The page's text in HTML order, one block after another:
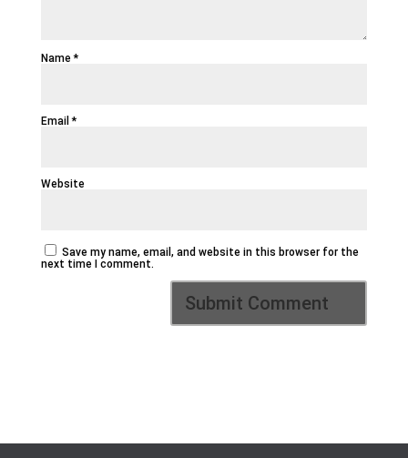
Name*
Email*
Website
Save my name, email, and website in this browser for the
next time I comment.